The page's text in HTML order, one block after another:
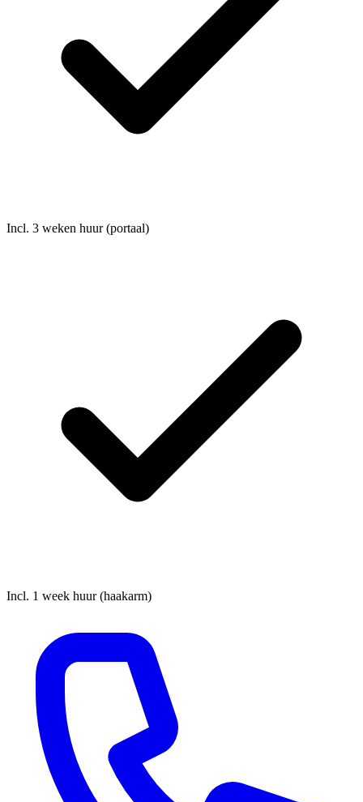
Incl. 3 weken huur (portaal)
Incl. 1 week huur (haakarm)